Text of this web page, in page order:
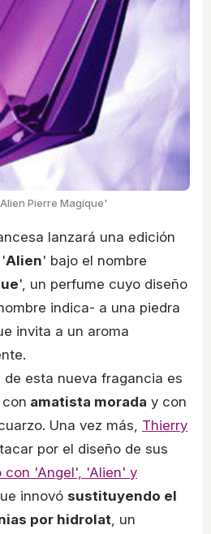
Pierre Magique'
lanzará una edición
'Alien' bajo el nombre
', un perfume cuyo diseño
indica- a una piedra
invita a un aroma
esta nueva fragancia es
amatista morada y con
Una vez más, Thierry
por el diseño de sus
con 'Angel', 'Alien' y
innovó sustituyendo el
por hidrolat, un